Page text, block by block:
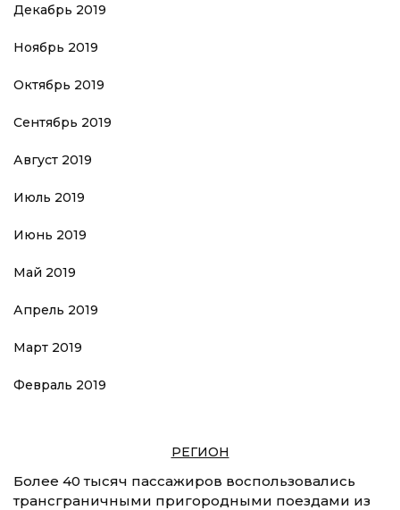
Декабрь 2019
Ноябрь 2019
Октябрь 2019
Сентябрь 2019
Август 2019
Июль 2019
Июнь 2019
Май 2019
Апрель 2019
Март 2019
Февраль 2019
РЕГИОН
Более 40 тысяч пассажиров воспользовались
трансграничными пригородными поездами из